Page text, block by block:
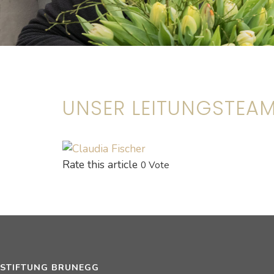
UNSER
Rate this article 0 Vote
STIFTUNG BRUNEGG